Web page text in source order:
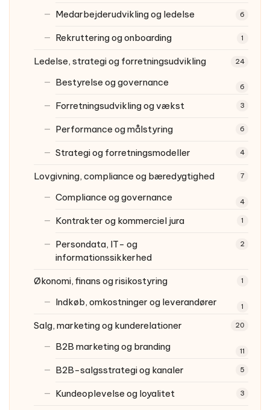
Medarbejderudvikling og ledelse 6
Rekruttering og onboarding 1
Ledelse, strategi og forretningsudvikling 24
Bestyrelse og governance 6
Forretningsudvikling og vækst 3
Performance og målstyring 6
Strategi og forretningsmodeller 4
Lovgivning, compliance og bæredygtighed 7
Compliance og governance 4
Kontrakter og kommerciel jura 1
Persondata, IT- og
informationssikkerhed
2
Økonomi, finans og risikostyring 1
Indkøb, omkostninger og leverandører 1
Salg, marketing og kunderelationer 20
B2B marketing og branding 11
B2B-salgsstrategi og kanaler 5
Kundeoplevelse og loyalitet 3